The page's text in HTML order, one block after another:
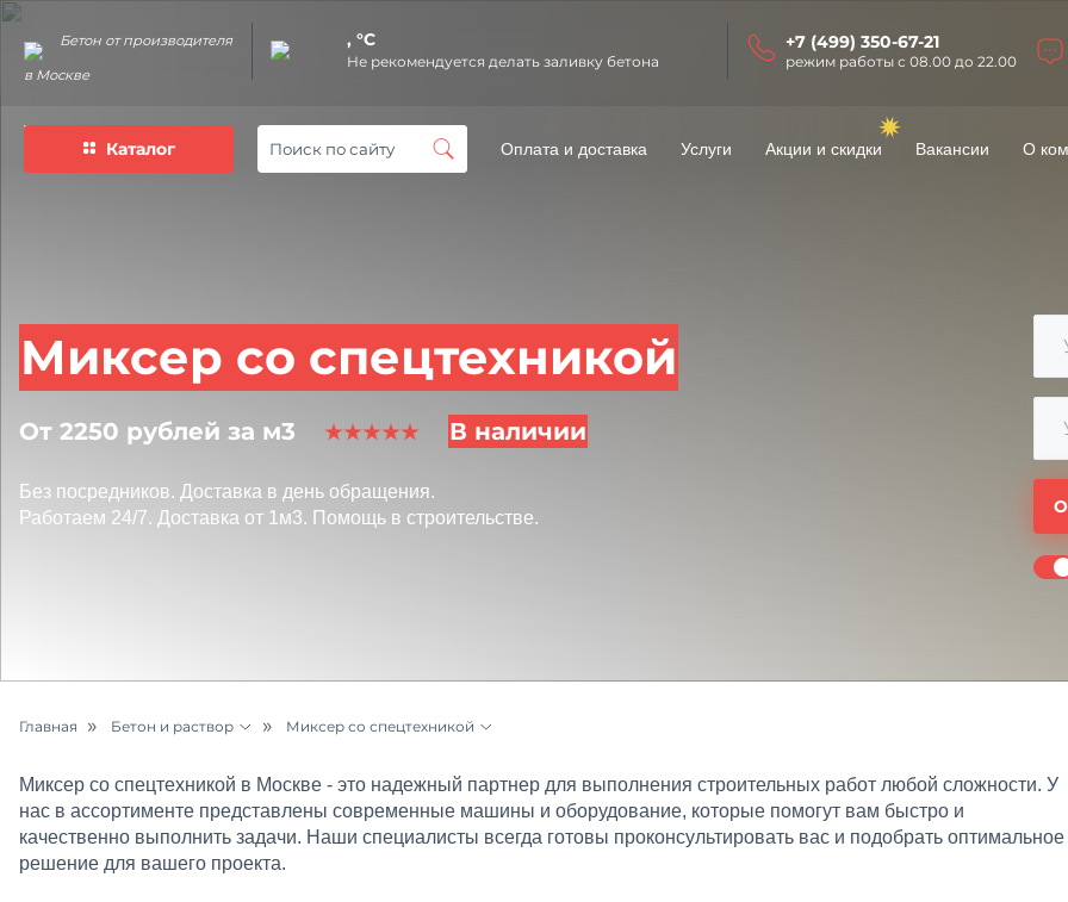
Бетон от производителя
в Москве
, °C
Не рекомендуется делать заливку бетона
+7 (499) 350-67-21
режим работы с 08.00 до 22.00
Каталог Оплата и доставка Услуги Акции и скидки Вакансии О
Миксер со спецтехникой
От 2250 рублей за м3 В наличии
Без посредников. Доставка в день обращения.
Работаем 24/7. Доставка от 1м3. Помощь в строительстве.
Главная
Бетон и раствор
Щебень
Миксер со спецтехникой
Миксер со спецтехникой в Москве - это надежный партнер для выполнения строительных работ любой сложности. У
нас в ассортименте представлены современные машины и оборудование, которые помогут вам быстро и
качественно выполнить задачи. Наши специалисты всегда готовы проконсультировать вас и подобрать оптимальное
решение для вашего проекта.